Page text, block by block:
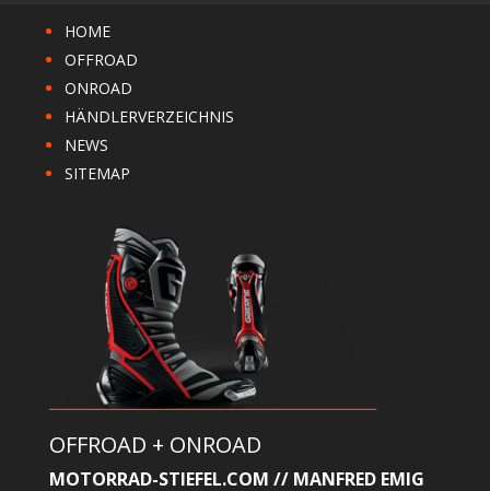
HOME
OFFROAD
ONROAD
HÄNDLERVERZEICHNIS
NEWS
SITEMAP
OFFROAD + ONROAD
MOTORRAD-STIEFEL.COM // MANFRED EMIG